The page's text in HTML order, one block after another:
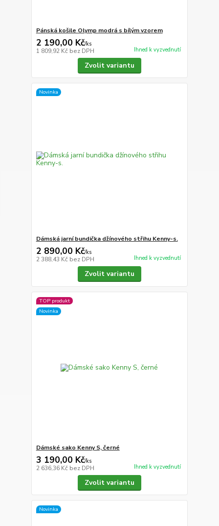
Pánská košile Olymp modrá s bílým vzorem
2 190,00 Kč/ks
1 809,92 Kč bez DPH Ihned k vyzvednutí
Zvolit variantu
Novinka
Dámská jarní bundička džínového střihu Kenny-s.
2 890,00 Kč/ks
2 388,43 Kč bez DPH Ihned k vyzvednutí
Zvolit variantu
TOP produkt
Novinka
Dámské sako Kenny S, černé
3 190,00 Kč/ks
2 636,36 Kč bez DPH Ihned k vyzvednutí
Zvolit variantu
Novinka